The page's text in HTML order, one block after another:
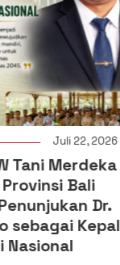
Juli 22, 2026 -
Merdeka
Bali
Dr.
Kepala